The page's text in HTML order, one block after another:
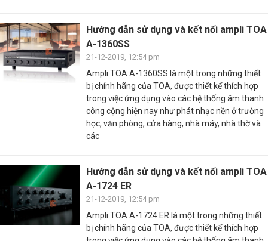
Hướng dẫn sử dụng và kết nối ampli TOA
A-1360SS
21-12-2019, 12:54 pm
Ampli TOA A-1360SS là một trong những thiết
bị chính hãng của TOA, được thiết kế thích hợp
trong việc ứng dụng vào các hệ thống âm thanh
công cộng hiện nay như phát nhạc nền ở trường
học, văn phòng, cửa hàng, nhà máy, nhà thờ và
các
Hướng dẫn sử dụng và kết nối ampli TOA
A-1724 ER
21-12-2019, 12:54 pm
Ampli TOA A-1724 ER là một trong những thiết
bị chính hãng của TOA, được thiết kế thích hợp